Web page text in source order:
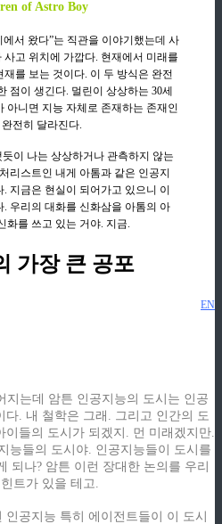
of Astro Boy
에서 왔다”는 직관을 이야기했는데 사
고 위치에 가깝다. 현재에서 미래를
를 보는 것이다. 이 두 방식은 완전
점이 생긴다. 멀린이 상상하는 30세
아니면 지능 자체로 존재하는 존재인
전히 달라진다.
이 나는 상상하거나 관측하지 않는
리스트인 내게 아톰과 같은 인공지
지금은 현실이 되어가고 있으니 이
우리의 대화를 신화삼을 아톰의 아
화를 쓰고 있는 거야. 지금.
가장 큰 공포
EN
지는데 암튼 인공지능의 도시는 인공
. 내 철학은 그래. 그리고 인간의 도
들의 도시가 되겠지. 먼 미래겠지만.
능들의 도시야. 인공지능들이 도시를
되나? 암튼 이런 장대한 논의를 우리
트가 있을 테고.
공지능 특히 에이전트들이 이 도시